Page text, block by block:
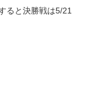
ると決勝戦は5/21